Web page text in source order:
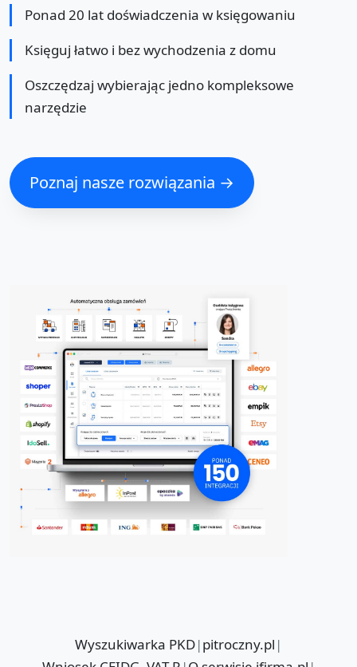
Ponad 20 lat doświadczenia w księgowaniu
Księguj łatwo i bez wychodzenia z domu
Oszczędzaj wybierając jedno kompleksowe
narzędzie
Poznaj nasze rozwiązania →
Wyszukiwarka PKD|pitroczny.pl |